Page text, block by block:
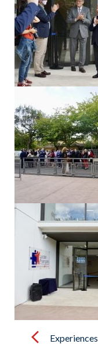
navigationExperiences